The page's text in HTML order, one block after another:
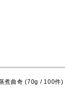
煮曲奇 (70g / 100件)